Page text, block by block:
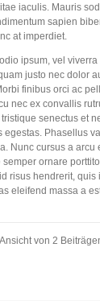
iaculis. Mauris
sapien
at imperdiet.
ipsum, vel viverra
justo nec dolor
finibus orci ac
nec ex convallis
senectus et
egestas. Phasellus
Nunc cursus a arcu
ornare
risus hendrerit, quis
eleifend massa a
Ansicht von 2